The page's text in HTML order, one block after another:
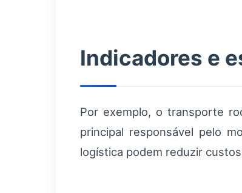
Indicadores e
Por exemplo, o transporte
principal responsável pelo
logística podem reduzir